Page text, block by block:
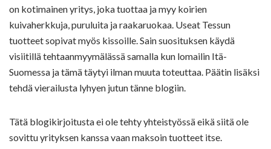
on kotimainen yritys, joka tuottaa ja myy koirien
kuivaherkkuja, puruluita ja raakaruokaa. Useat Tessun
tuotteet sopivat myös kissoille. Sain suosituksen käydä
visiitillä tehtaanmyymälässä samalla kun lomailin Itä-
Suomessa ja tämä täytyi ilman muuta toteuttaa. Päätin lisäksi
tehdä vierailusta lyhyen jutun tänne blogiin.
Tätä blogikirjoitusta ei ole tehty yhteistyössä eikä siitä ole
sovittu yrityksen kanssa vaan maksoin tuotteet itse.